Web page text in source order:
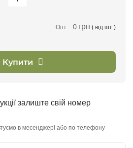
Опт 0 грн ( від шт )
Купити
залиште свій номер
в месенджері або по телефону